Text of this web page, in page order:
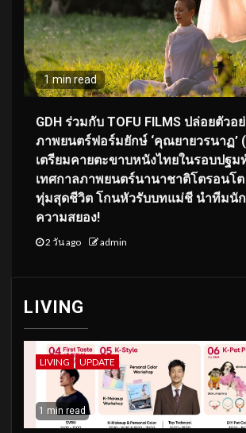
1 min read
GDH ร่วมกับ TOFU FILMS ปล่อยตัวอ
ภาพยนตร์ฟอร์มยักษ์ ‘คุณยายวรนาฏ’
เตรียมคายตะขาบหนังไทยในรอบปฐ
เทศกาลภาพยนตร์นานาชาติโตรอนโต
ทุ่มสุดชีวิต โกนหัวรับบทแม่ชี นำทีมนั
ความสยอง!
2 วัน ago admin
LIVING
LIVING UPDATE
1 min read